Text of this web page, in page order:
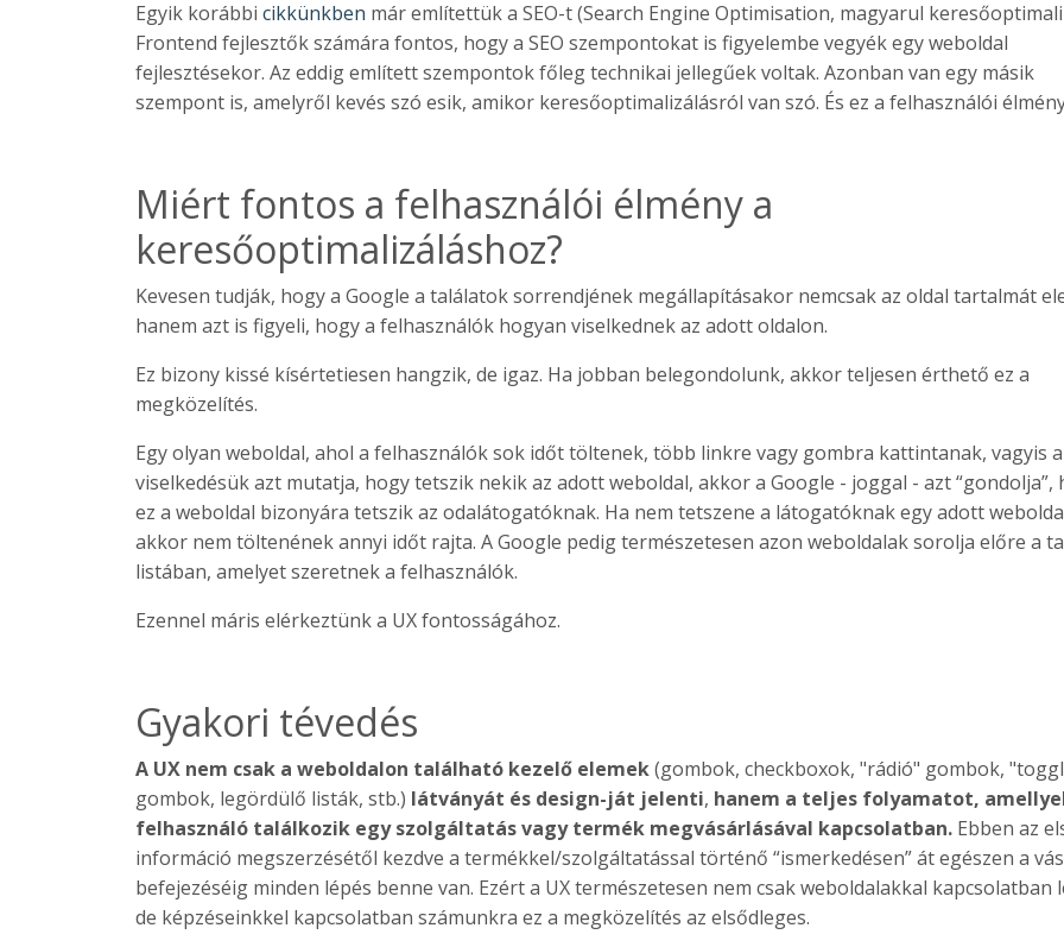
Egyik korábbi cikkünkben már említettük a SEO-t (Search Engine Optimisation, magyarul
Frontend fejlesztők számára fontos, hogy a SEO szempontokat is figyelembe vegyék egy weboldal
fejlesztésekor. Az eddig említett szempontok főleg technikai jellegűek voltak. Azonban van egy másik
szempont is, amelyről kevés szó esik, amikor keresőoptimalizálásról van szó. És ez a felhasználói
Miért fontos a felhasználói élmény a
keresőoptimalizáláshoz?
Kevesen tudják, hogy a Google a találatok sorrendjének megállapításakor nemcsak az oldal tartalmát
hanem azt is figyeli, hogy a felhasználók hogyan viselkednek az adott oldalon.
Ez bizony kissé kísértetiesen hangzik, de igaz. Ha jobban belegondolunk, akkor teljesen érthető ez a
megközelítés.
Egy olyan weboldal, ahol a felhasználók sok időt töltenek, több linkre vagy gombra kattintanak, vagyis a
viselkedésük azt mutatja, hogy tetszik nekik az adott weboldal, akkor a Google - joggal - azt “gondolja”,
ez a weboldal bizonyára tetszik az odalátogatóknak. Ha nem tetszene a látogatóknak egy adott
akkor nem töltenének annyi időt rajta. A Google pedig természetesen azon weboldalak sorolja előre a
listában, amelyet szeretnek a felhasználók.
Ezennel máris elérkeztünk a UX fontosságához.
Gyakori tévedés
A UX nem csak a weboldalon található kezelő elemek(gombok, checkboxok, "rádió" gombok,
gombok, legördülő listák, stb.) látványát és design-ját jelenti, hanem a teljes folyamatot,
felhasználó találkozik egy szolgáltatás vagy termék megvásárlásával kapcsolatban. Ebben az
információ megszerzésétől kezdve a termékkel/szolgáltatással történő “ismerkedésen” át egészen a
befejezéséig minden lépés benne van. Ezért a UX természetesen nem csak weboldalakkal kapcsolatban
de képzéseinkkel kapcsolatban számunkra ez a megközelítés az elsődleges.